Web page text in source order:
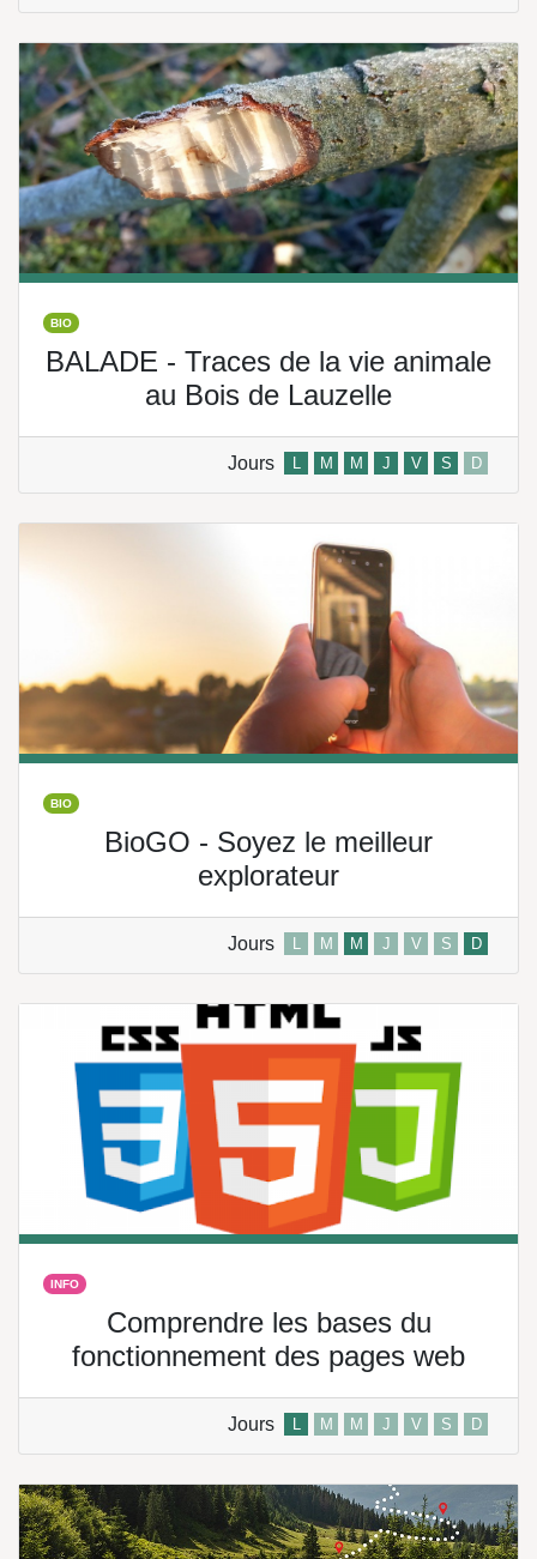
BIO
BALADE - Traces de la vie animale
au Bois de Lauzelle
Jours L M M J V S D
BIO
BioGO - Soyez le meilleur
explorateur
Jours L M M J V S D
INFO
Comprendre les bases du
fonctionnement des pages web
Jours L M M J V S D